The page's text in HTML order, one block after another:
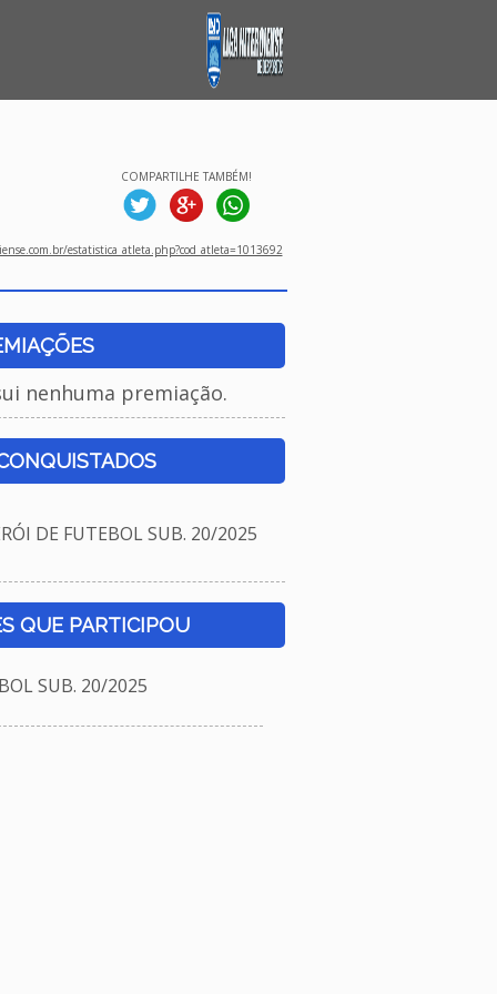
COMPARTILHE TAMBÉM!
estatistica_atleta.php?cod_atleta=1013692
nenhuma premiação.
DE FUTEBOL SUB. 20/2025
QUE PARTICIPOU
SUB. 20/2025